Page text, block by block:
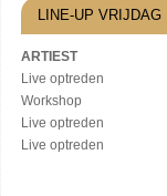
LINE-UP VRIJDAG
ARTIEST
Live optreden
Workshop
Live optreden
Live optreden